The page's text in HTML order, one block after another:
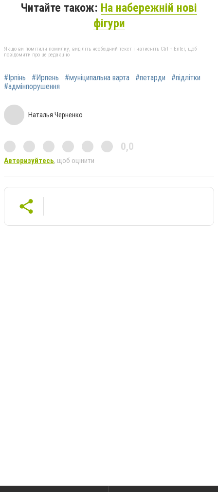
Читайте також: На набережній нові
фігури
Якщо ви помітили помилку, виділіть необхідний текст і натисніть Ctrl + Enter, щоб
повідомити про це редакцію
#Ірпінь #Ирпень #муніципальна варта #петарди
#підлітки
#адмінпорушення
Наталья Черненко
0,0
Авторизуйтесь, щоб оцінити